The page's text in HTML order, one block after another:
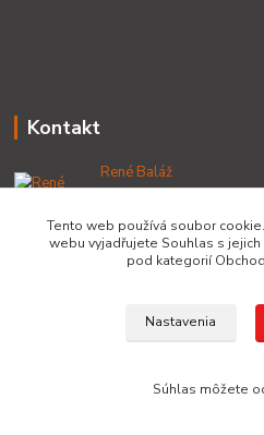
Kontakt
René Baláž
+421 902 212
od 8:00 - do 16:00 hod
info@lacnekotliky.sk
Copyright © 2014-2030
Tento web používá soubor
webu vyjadřujete Souhlas s
pod kategorií
Nastavenia
Súhlas môžete